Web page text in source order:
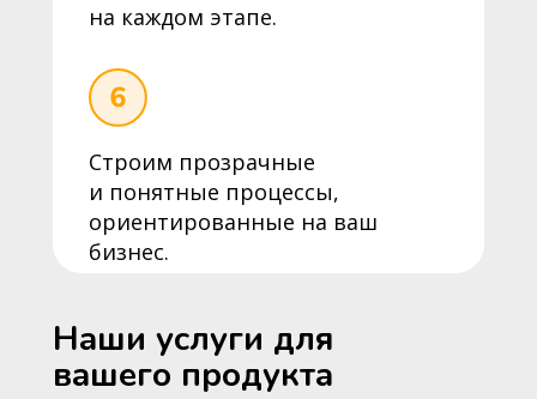
Строим прозрачные
и понятные процессы,
ориентированные на ваш
бизнес.
на каждом этапе.
Наши услуги для
вашего продукта